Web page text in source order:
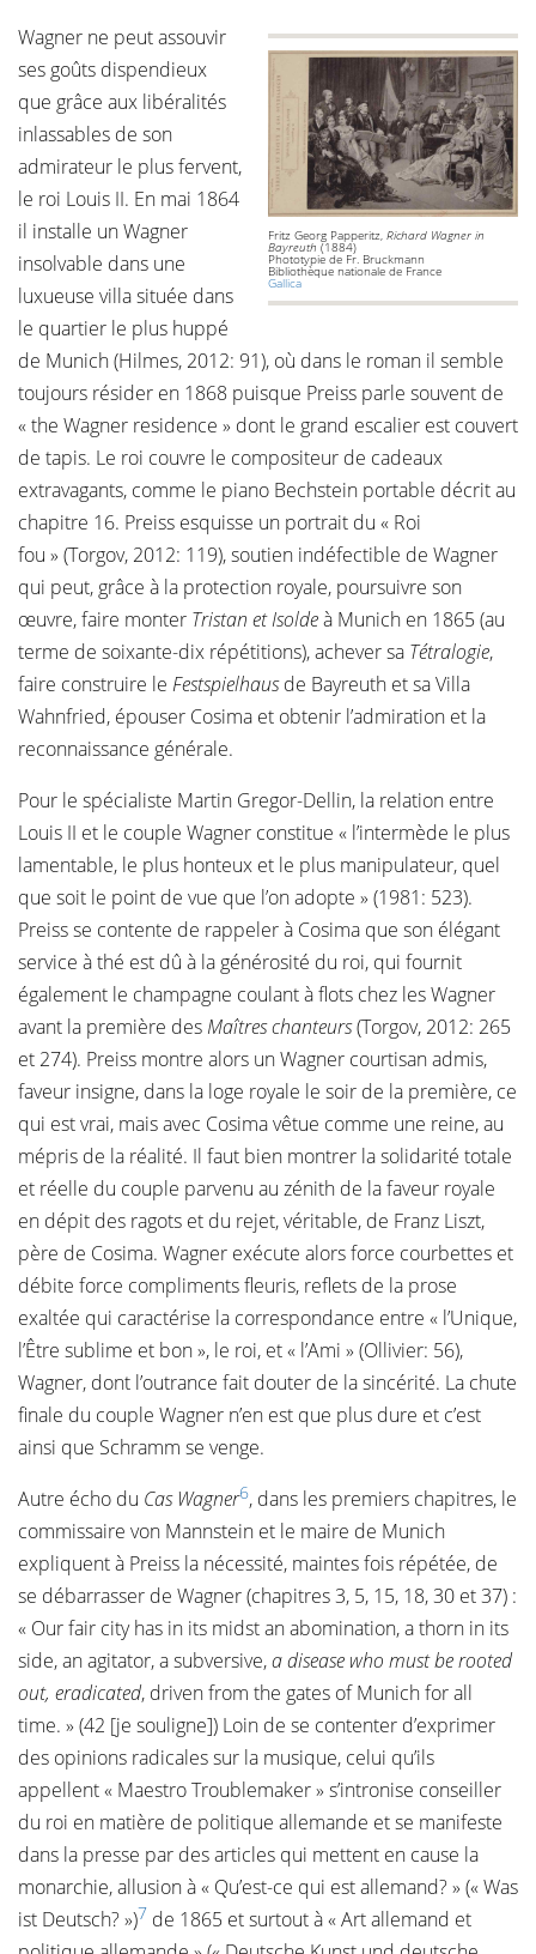
Fritz Georg Papperitz, Richard Wagner in
Bayreuth (1884)
Phototypie de Fr. Bruckmann
Bibliothèque nationale de France
Gallica
Wagner ne peut assouvir
ses goûts dispendieux
que grâce aux libéralités
inlassables de son
admirateur le plus fervent,
le roi Louis II. En mai 1864
il installe un Wagner
insolvable dans une
luxueuse villa située dans
le quartier le plus huppé
de Munich (Hilmes, 2012: 91), où dans le roman il semble
toujours résider en 1868 puisque Preiss parle souvent de
« the Wagner residence » dont le grand escalier est couvert
de tapis. Le roi couvre le compositeur de cadeaux
extravagants, comme le piano Bechstein portable décrit au
chapitre 16. Preiss esquisse un portrait du « Roi
fou » (Torgov, 2012: 119), soutien indéfectible de Wagner
qui peut, grâce à la protection royale, poursuivre son
œuvre, faire monter Tristan et Isoldeà Munich en 1865 (au
terme de soixante-dix répétitions), achever sa Tétralogie,
faire construire le Festspielhausde Bayreuth et sa Villa
Wahnfried, épouser Cosima et obtenir l’admiration et la
reconnaissance générale.
Pour le spécialiste Martin Gregor-Dellin, la relation entre
Louis II et le couple Wagner constitue « l’intermède le plus
lamentable, le plus honteux et le plus manipulateur, quel
que soit le point de vue que l’on adopte » (1981: 523).
Preiss se contente de rappeler à Cosima que son élégant
service à thé est dû à la générosité du roi, qui fournit
également le champagne coulant à flots chez les Wagner
avant la première des Maîtres chanteurs(Torgov, 2012: 265
et 274). Preiss montre alors un Wagner courtisan admis,
faveur insigne, dans la loge royale le soir de la première, ce
qui est vrai, mais avec Cosima vêtue comme une reine, au
mépris de la réalité. Il faut bien montrer la solidarité totale
et réelle du couple parvenu au zénith de la faveur royale
en dépit des ragots et du rejet, véritable, de Franz Liszt,
père de Cosima. Wagner exécute alors force courbettes et
débite force compliments fleuris, reflets de la prose
exaltée qui caractérise la correspondance entre « l’Unique,
l’Être sublime et bon », le roi, et « l’Ami » (Ollivier: 56),
Wagner, dont l’outrance fait douter de la sincérité. La chute
finale du couple Wagner n’en est que plus dure et c’est
ainsi que Schramm se venge.
Autre écho du Cas Wagner6, dans les premiers chapitres, le
commissaire von Mannstein et le maire de Munich
expliquent à Preiss la nécessité, maintes fois répétée, de
se débarrasser de Wagner (chapitres 3, 5, 15, 18, 30 et 37) :
« Our fair city has in its midst an abomination, a thorn in its
side, an agitator, a subversive,a disease who must be rooted
out, eradicated, driven from the gates of Munich for all
time. » (42 [je souligne]) Loin de se contenter d’exprimer
des opinions radicales sur la musique, celui qu’ils
appellent « Maestro Troublemaker » s’intronise conseiller
du roi en matière de politique allemande et se manifeste
dans la presse par des articles qui mettent en cause la
monarchie, allusion à « Qu’est-ce qui est allemand? » (« Was
ist Deutsch? »)7 de 1865 et surtout à « Art allemand et